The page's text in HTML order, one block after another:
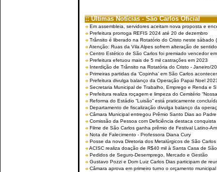
:: Últimas Notícias - São Carlos Oficial
Em assembleia, servidores aceitam nova proposta e
Prefeitura prorroga REFIS 2024 até 20 de dezembro
Trânsito é liberado na Rotatório do Cristo neste sábado
Atenção: Ruas da Vila Alpes sofrem alteração de
Centro Estético de São Carlos foi premiado vencedor
Prefeitura efetuou mais de 5 mil castrações em 2023
Interdição de Trânsito na Rotatória do Cristo - Janeiro/
Primeiras partidas da ‘Copinha’ em São Carlos
Prefeitura divulga balanço da Operação Papai Noel
Secretaria Municipal de Trabalho, Emprego e Renda e
Prefeitura realiza roçagem e limpeza do Cemitério
Reforma do Estádio “Luisão” está praticamente
Departamento de fiscalização divulga balanço da
Câmara Municipal entregou Prêmio Santo Dias ao
Comissão da Pessoa com Deficiência destaca
Filme de São Carlos ganha prêmio de Festival Latino-
Nota de Falecimento - Professora Diana Cury
Posse da nova Diretoria dos Metalúrgicos de São
ACISC realiza doação de R$40 mil à Santa Casa de
Pedidos de Seguro-Desemprego, Mercado e Gestão
Gustavo Pozzi e Dom Luiz Carlos Dias participam de
Câmara aprova em primeiro turno o orçamento